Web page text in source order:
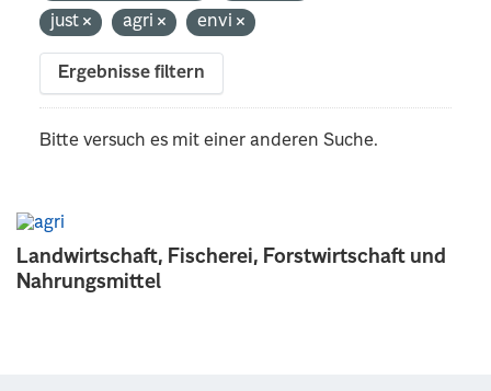
Landwirtschaft, Fischerei, Forstwirtschaft und
Nahrungsmittel
just
agri envi
Ergebnisse filtern
Bitte versuch es mit einer anderen Suche.